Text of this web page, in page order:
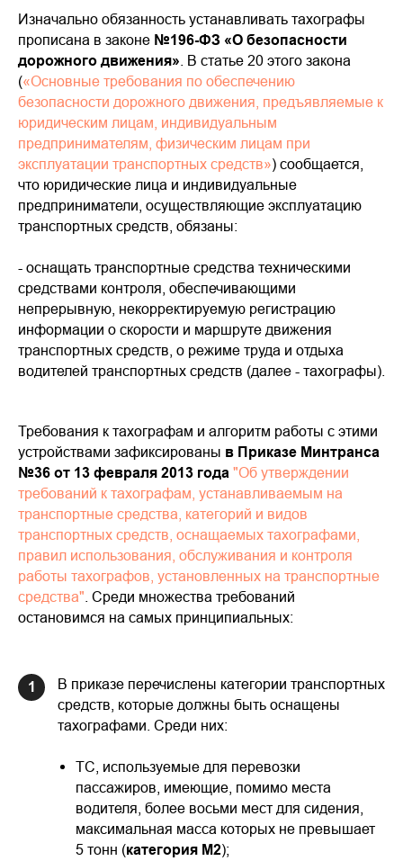
Изначально обязанность устанавливать тахографы
прописана в законе №196-ФЗ «О безопасности
дорожного движения» . В статье 20 этого закона
(«Основные требования по обеспечению
безопасности дорожного движения, предъявляемые к
юридическим лицам, индивидуальным
предпринимателям, физическим лицам при
эксплуатации транспортных средств») сообщается,
что юридические лица и индивидуальные
предприниматели, осуществляющие эксплуатацию
транспортных средств, обязаны:
- оснащать транспортные средства техническими
средствами контроля, обеспечивающими
непрерывную, некорректируемую регистрацию
информации о скорости и маршруте движения
транспортных средств, о режиме труда и отдыха
водителей транспортных средств (далее - тахографы).
Требования к тахографам и алгоритм работы с этими
устройствами зафиксированы в Приказе Минтранса
№36 от 13 февраля 2013 года "Об утверждении
требований к тахографам, устанавливаемым на
транспортные средства, категорий и видов
транспортных средств, оснащаемых тахографами,
правил использования, обслуживания и контроля
работы тахографов, установленных на транспортные
средства" . Среди множества требований
остановимся на самых принципиальных:
1
В приказе перечислены категории транспортных
средств, которые должны быть оснащены
тахографами. Среди них:
ТС, используемые для перевозки
пассажиров, имеющие, помимо места
водителя, более восьми мест для сидения,
максимальная масса которых не превышает
5 тонн (категория М2);